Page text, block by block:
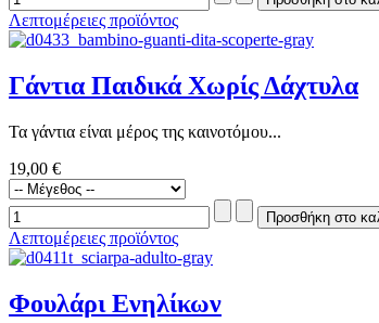
Λεπτομέρειες προϊόντος
Γάντια Παιδικά Χωρίς Δάχτυλα
Τα γάντια είναι μέρος της καινοτόμου...
19,00 €
Λεπτομέρειες προϊόντος
Φουλάρι Ενηλίκων